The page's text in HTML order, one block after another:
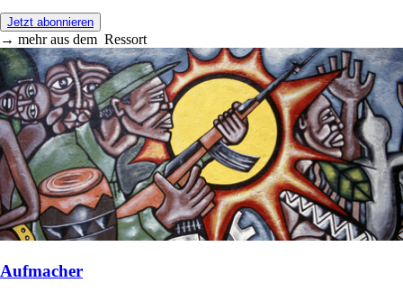
Jetzt abonnieren
→ mehr aus dem Ressort
Aufmacher